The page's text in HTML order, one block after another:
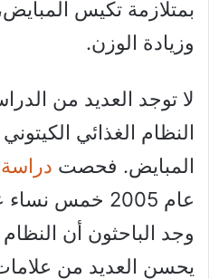
بمتلازمة تكيس
وزيادة الوزن.
لا توجد العديد من
النظام الغذائي
المبايض. فحصت دراسة
وجد الباحثون أن النظام
يحسن العديد من